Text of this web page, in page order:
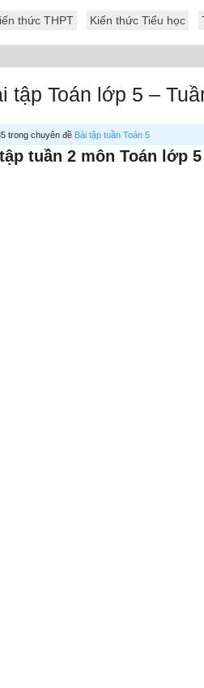
thức THPT Kiến thức Tiểu học
tập Toán lớp 5 –
trong chuyên đề Bài tập tuần Toán 5
tuần 2 môn Toán lớp 5